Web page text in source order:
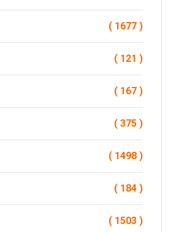
( 1677 )
( 121 )
( 167 )
( 375 )
( 1498 )
( 184 )
( 1503 )